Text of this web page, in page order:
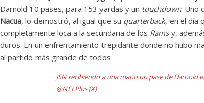
Darnold 10 pases, para 153 yardas y un touchdown. Uno
Nacua, lo demostró, al igual que su quarterback, en el día
completamente loca a la secundaria de los Ramsy,
duros. En un enfrentamiento trepidante donde no hubo
al partido más grande de todos
JSN recibiendo a una mano un pase de Darnold
@NFLPlus (X)